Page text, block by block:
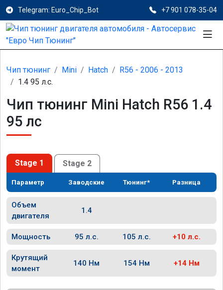
Telegram: Euro_Chip_Bot +7 901 078-35-04
Чип тюнинг Mini Hatch
R56 - 2006 - 2013
1.4 95 л.с.
Чип тюнинг Mini Hatch R56 1.4
95 лс
Stage 1 Stage 2
Параметр Заводские Тюнинг* Разница
Объем
двигателя
1.4
Мощность 95 л.с. 105 л.с. +10 л.с.
Крутящий
момент
140 Нм 154 Нм +14 Нм